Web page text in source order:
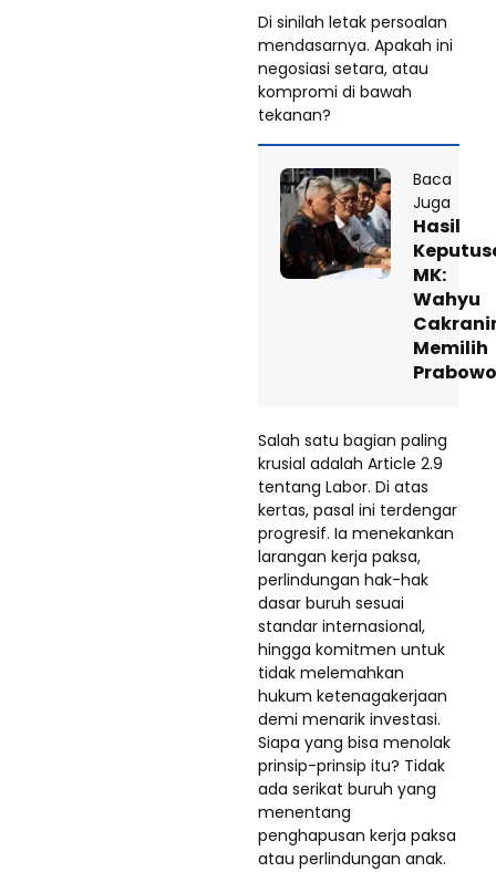
Di sinilah letak persoalan
mendasarnya. Apakah ini
negosiasi setara, atau
kompromi di bawah
tekanan?
Baca
Juga
Hasil
MK:
Wahyu
Memilih
Salah satu bagian paling
krusial adalah Article 2.9
tentang Labor. Di atas
kertas, pasal ini terdengar
progresif. Ia menekankan
larangan kerja paksa,
perlindungan hak-hak
dasar buruh sesuai
standar internasional,
hingga komitmen untuk
tidak melemahkan
hukum ketenagakerjaan
demi menarik investasi.
Siapa yang bisa menolak
prinsip-prinsip itu? Tidak
ada serikat buruh yang
menentang
penghapusan kerja paksa
atau perlindungan anak.